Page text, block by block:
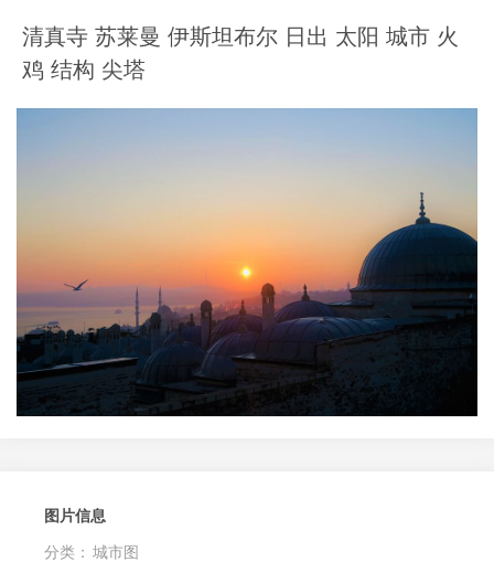
清真寺 苏莱曼 伊斯坦布尔 日出 太阳 城市 火
鸡 结构 尖塔
图片信息
分类： 城市图